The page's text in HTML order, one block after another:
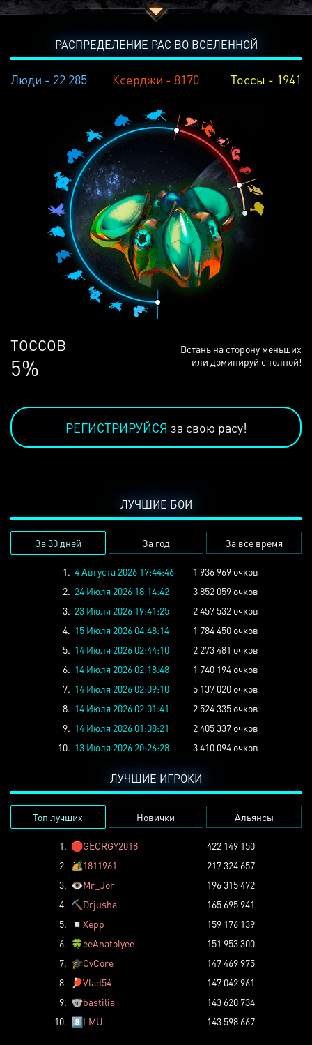
РАСПРЕДЕЛЕНИЕ РАС ВО ВСЕЛЕННОЙ
Люди - 22 285 Ксерджи - 8170 Тоссы - 1941
ЛЮДЕЙ
68%
Встань на сторону меньших
или доминируй с толпой!
РЕГИСТРИРУЙСЯ за свою расу!
ЛУЧШИЕ БОИ
За 30 дней За год За все время
1. 4 Августа 2026 17:44:46
1 936 969 очков
2. 24 Июля 2026 18:14:42
3 852 059 очков
3. 23 Июля 2026 19:41:25
2 457 532 очков
4. 15 Июля 2026 04:48:14
1 784 450 очков
5. 14 Июля 2026 02:44:10
2 273 481 очков
6. 14 Июля 2026 02:18:48
1 740 194 очков
7. 14 Июля 2026 02:09:10
5 137 020 очков
8. 14 Июля 2026 02:01:41
2 524 335 очков
9. 14 Июля 2026 01:08:21
2 405 337 очков
10. 13 Июля 2026 20:26:28 3 410 094 очков
ЛУЧШИЕ ИГРОКИ
Топ лучших Новички Альянсы
1. 🛑GEORGY2018
422 149 150
2. 🏕️1811961
217 324 657
3. 👁️Mr_Jor
196 315 472
4. ⛏️ Drjusha
165 695 941
5.
◽ Xepp
159 176 139
6. 🍀eeAnatolyee
151 953 300
7. 🎓OvCore
147 469 975
8.
🏓Vlad54
147 042 961
9. 🐨bastilia
143 620 734
10. 8️⃣LMU 143 598 667